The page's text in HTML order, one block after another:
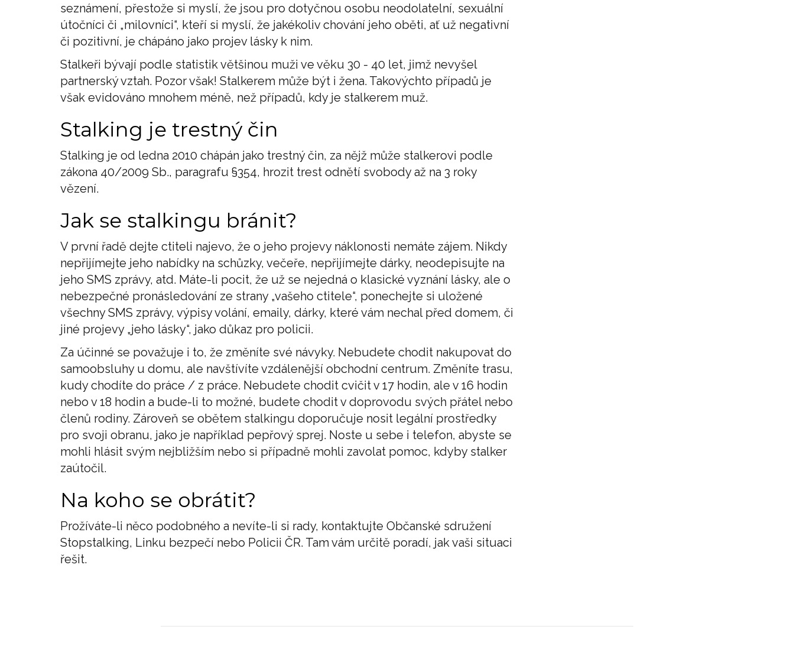
seznámení, přestože si myslí, že jsou pro dotyčnou osobu neodolatelní, sexuální
útočníci či „milovníci“, kteří si myslí, že jakékoliv chování jeho oběti, ať už negativní
či pozitivní, je chápáno jako projev lásky k nim.
Stalkeři bývají podle statistik většinou muži ve věku 30 - 40 let, jimž nevyšel
partnerský vztah. Pozor však! Stalkerem může být i žena. Takovýchto případů je
však evidováno mnohem méně, než případů, kdy je stalkerem muž.
Stalking je trestný čin
Stalking je od ledna 2010 chápán jako trestný čin, za nějž může stalkerovi podle
zákona 40/2009 Sb., paragrafu §354, hrozit trest odnětí svobody až na 3 roky
vězení.
Jak se stalkingu bránit?
V první řadě dejte ctiteli najevo, že o jeho projevy náklonosti nemáte zájem. Nikdy
nepřijímejte jeho nabídky na schůzky, večeře, nepřijímejte dárky, neodepisujte na
jeho SMS zprávy, atd. Máte-li pocit, že už se nejedná o klasické vyznání lásky, ale o
nebezpečné pronásledování ze strany „vašeho ctitele“, ponechejte si uložené
všechny SMS zprávy, výpisy volání, emaily, dárky, které vám nechal před domem, či
jiné projevy „jeho lásky“, jako důkaz pro policii.
Za účinné se považuje i to, že změníte své návyky. Nebudete chodit nakupovat do
samoobsluhy u domu, ale navštívíte vzdálenější obchodní centrum. Změníte trasu,
kudy chodíte do práce / z práce. Nebudete chodit cvičit v 17 hodin, ale v 16 hodin
nebo v 18 hodin a bude-li to možné, budete chodit v doprovodu svých přátel nebo
členů rodiny. Zároveň se obětem stalkingu doporučuje nosit legální prostředky
pro svoji obranu, jako je například pepřový sprej. Noste u sebe i telefon, abyste se
mohli hlásit svým nejbližším nebo si případně mohli zavolat pomoc, kdyby stalker
zaútočil.
Na koho se obrátit?
Prožíváte-li něco podobného a nevíte-li si rady, kontaktujte Občanské sdružení
Stopstalking, Linku bezpečí nebo Policii ČR. Tam vám určitě poradí, jak vaši situaci
řešit.